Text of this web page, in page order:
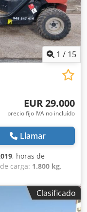
1 / 15
EUR 29.000
precio fijo IVA no incluído
Llamar
, horas de
carga: 1.800 kg,
combustible:
4.050 mm, ancho
tracción a las
Clasificado